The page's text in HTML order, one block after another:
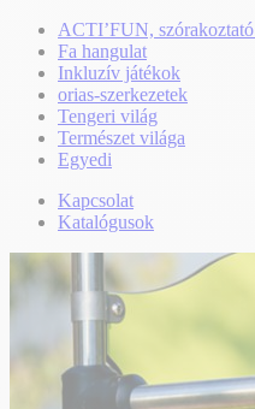
ACTI’FUN,
Fa hangulat
Inkluzív játékok
orias-szerkezetek
Tengeri világ
Természet világa
Egyedi
Kapcsolat
Katalógusok